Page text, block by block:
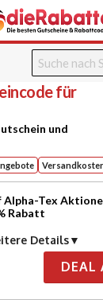
für
und
Alpha-Tex
Rabatt
Details
DEAL